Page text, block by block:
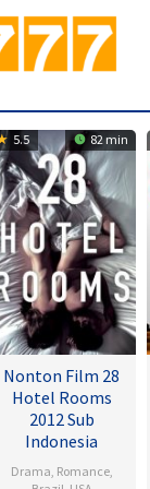
5.5 82 min
Nonton Film 28
Hotel Rooms
2012 Sub
Indonesia
Drama Romance,